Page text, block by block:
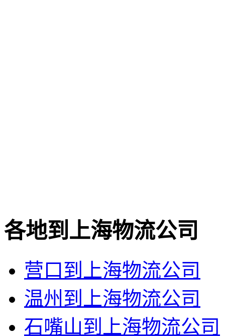
各地到上海物流公司
营口到上海物流公司
温州到上海物流公司
石嘴山到上海物流公司